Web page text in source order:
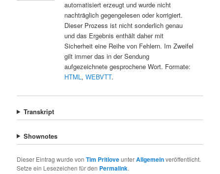
automatisiert erzeugt und wurde nicht
nachträglich gegengelesen oder korrigiert.
Dieser Prozess ist nicht sonderlich genau
und das Ergebnis enthält daher mit
Sicherheit eine Reihe von Fehlern. Im Zweifel
gilt immer das in der Sendung
aufgezeichnete gesprochene Wort. Formate:
HTML, WEBVTT.
Transkript
Shownotes
Dieser Eintrag wurde vonTim PritloveunterAllgemeinveröffentlicht.
Setze ein Lesezeichen für den Permalink.